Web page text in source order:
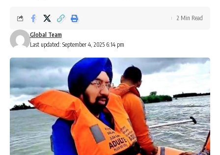
Last updated: September 4, 2025 6:14 pm
Global Team
2 Min Read